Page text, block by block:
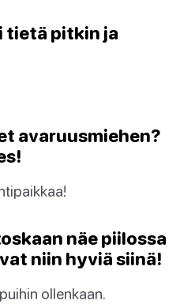
tietä pitkin ja
avaruusmiehen?
näe piilossa
niin hyviä siinä!
ollenkaan.